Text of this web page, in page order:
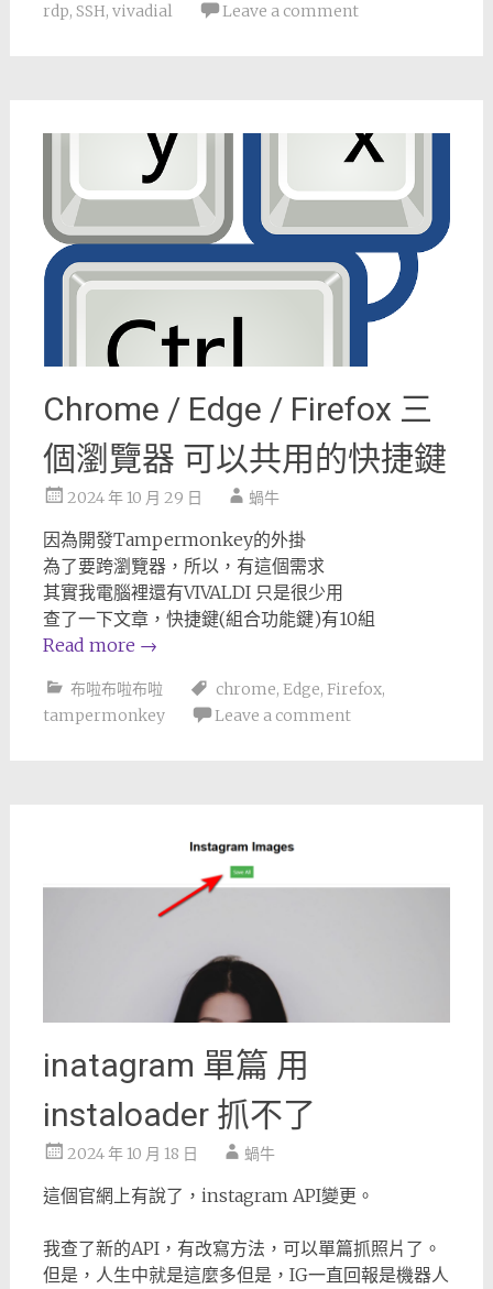
rdp, SSH, vivadial Leave a comment
Chrome / Edge / Firefox 三
個瀏覽器 可以共用的快捷鍵
2024 年 10 月 29 日 蝸牛
因為開發Tampermonkey的外掛
為了要跨瀏覽器，所以，有這個需求
其實我電腦裡還有VIVALDI 只是很少用
查了一下文章，快捷鍵(組合功能鍵)有10組
Read more →
布啦布啦布啦 chrome, Edge, Firefox,
tampermonkey
Leave a comment
inatagram 單篇 用
instaloader 抓不了
2024 年 10 月 18 日 蝸牛
這個官網上有說了，instagram API變更。
我查了新的API，有改寫方法，可以單篇抓照片了。
但是，人生中就是這麼多但是，IG一直回報是機器人